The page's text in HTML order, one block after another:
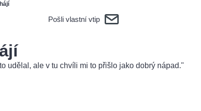
Pošli vlastní vtip
udělal, ale v tu chvíli mi to přišlo jako dobrý nápad."